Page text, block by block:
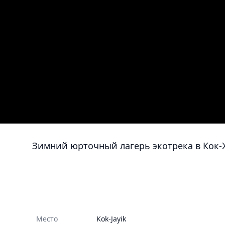
Зимний юрточный лагерь экотрека в
Место Kok-Jayik